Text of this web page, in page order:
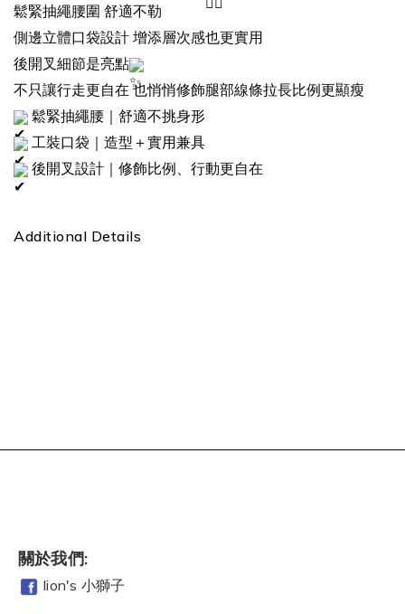
鬆緊抽繩腰圍 舒適不勒
側邊立體口袋設計 增添層次感也更實用
後開叉細節是亮點
不只讓行走更自在 也悄悄修飾腿部線條拉長比例更顯瘦
鬆緊抽繩腰｜舒適不挑身形
工裝口袋｜造型＋實用兼具
後開叉設計｜修飾比例、行動更自在
Additional Details
關於我們:
lion's 小獅子